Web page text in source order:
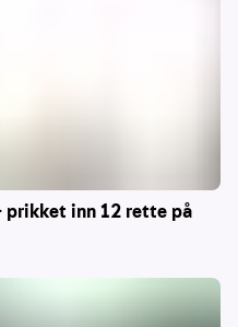
inn 12 rette på